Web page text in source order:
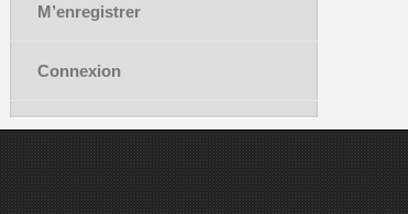
M’enregistrer
Connexion